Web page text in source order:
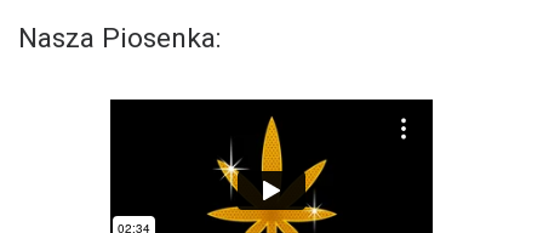
Nasza Piosenka: